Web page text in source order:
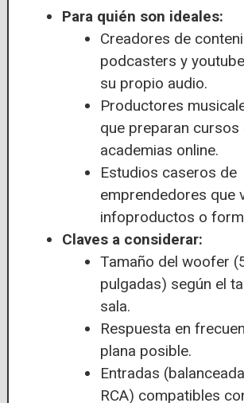
Para quién son ideales:
Creadores de
podcasters y
su propio audio.
Productores
que preparan cursos
academias online.
Estudios caseros de
emprendedores que
infoproductos o
Claves a considerar:
Tamaño del woofer
pulgadas) según el
sala.
Respuesta en
plana posible.
Entradas
RCA) compatibles